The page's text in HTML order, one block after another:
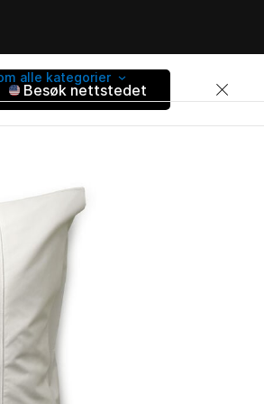
alle kategorier
Besøk nettstedet